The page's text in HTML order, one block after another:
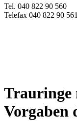
Tel. 040 822 90 560
Telefax 040 822 90 561
Trauringe
Vorgaben